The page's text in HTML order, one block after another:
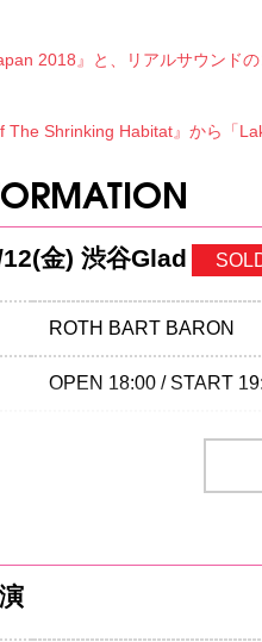
2018』と、リアルサウンド
The Shrinking Habitat』から「
金) 渋谷Glad
ROTH BART BARON
OPEN 18:00 / START
￥2,800-(税込/All